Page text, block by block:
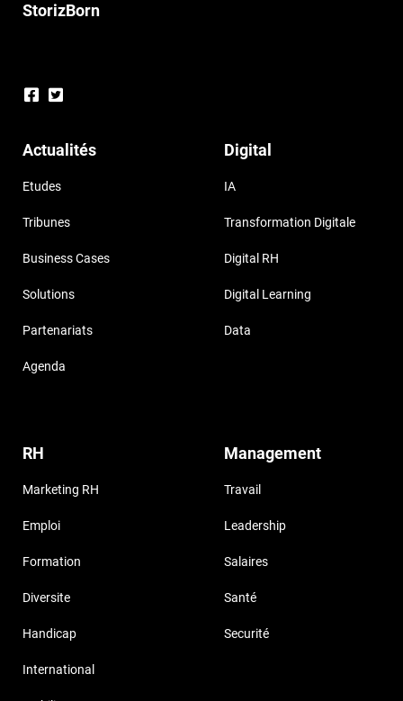
StorizBorn
Actualités
Etudes
Tribunes
Business Cases
Solutions
Partenariats
Agenda
Digital
IA
Transformation Digitale
Digital RH
Digital Learning
Data
RH
Marketing RH
Emploi
Formation
Diversite
Handicap
International
Management
Travail
Leadership
Salaires
Santé
Securité